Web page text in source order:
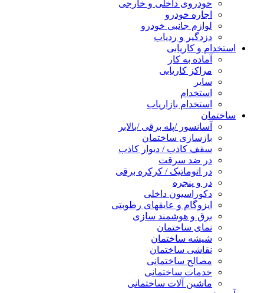
خودروی داخلی و خارجی
اجاره خودرو
لوازم جانبی خودرو
دزدگیر و ردیاب
استخدام و کاریابی
آماده به کار
مراکز کاریابی
سایر
استخدام
استخدام بازاریاب
ساختمان
آسانسور /پله برقی /بالابر
بازسازی ساختمان
سقف کاذب / دیوار کاذب
در ضد سرقت
در اتوماتیک / کرکره برقی
در و پنجره
دکوراسیون داخلی
ایزوگام و عایقهای رطوبتی
برق و هوشمند سازی
نمای ساختمان
شیشه ساختمان
نقاشی ساختمان
مصالح ساختمانی
خدمات ساختمانی
ماشین آلات ساختمانی